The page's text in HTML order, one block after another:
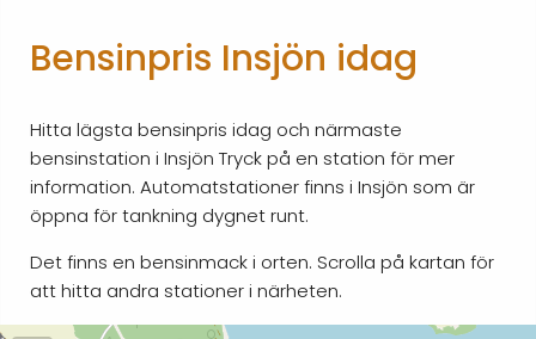
Bensinpris Insjön idag
Hitta lägsta bensinpris idag och närmaste
bensinstation i Insjön Tryck på en station för mer
information. Automatstationer finns i Insjön som är
öppna för tankning dygnet runt.
Det finns en bensinmack i orten. Scrolla på kartan för
att hitta andra stationer i närheten.